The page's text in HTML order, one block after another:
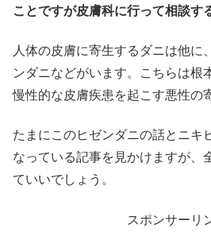
ことですが皮膚科に行って相談す
人体の皮膚に寄生するダニは他に
ンダニなどがいます。こちらは根
慢性的な皮膚疾患を起こす悪性の
たまにこのヒゼンダニの話とニキ
なっている記事を見かけますが、
ていいでしょう。
スポンサーリ